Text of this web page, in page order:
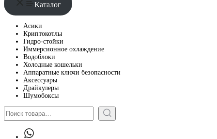
Каталог
Асики
Криптокотлы
Гидро-стойки
Иммерсионное охлаждение
Водоблоки
Холодные кошельки
Аппаратные ключи безопасности
Аксессуары
Драйкулеры
Шумобоксы
Поиск